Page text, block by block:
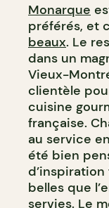
Monarque
préférés, et
beaux. Le
dans un
Vieux-
clientèle
cuisine
française.
au service
été bien
belles que
servies. Le